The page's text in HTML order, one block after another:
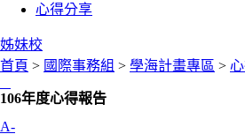
心得分享
姊妹校
首頁 > 國際事務組 > 學海計畫專區 >
106年度心得報告
A-